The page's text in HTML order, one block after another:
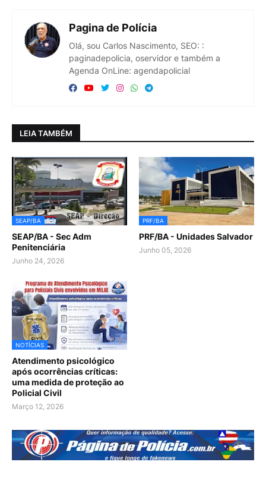
Pagina de Polícia
Olá, sou Carlos Nascimento, SEO: :
paginadepolicia, oservidor e também a
Agenda OnLine: agendapolicial
LEIA TAMBÉM
SEAP/BA
SEAP/BA - Sec Adm
Penitenciária
Junho 24, 2026
PRF/BA
PRF/BA - Unidades Salvador
Junho 05, 2026
NOTÍCIAS
Atendimento psicológico
após ocorrências críticas:
uma medida de proteção ao
Policial Civil
Março 12, 2026